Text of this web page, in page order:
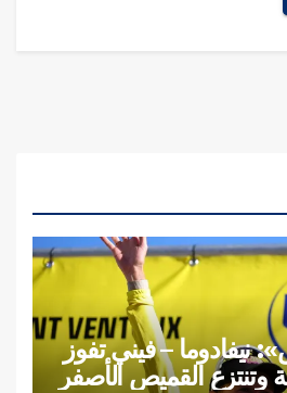
نيفادوما – فيني تفوز
وتنتزع القميص الأصفر